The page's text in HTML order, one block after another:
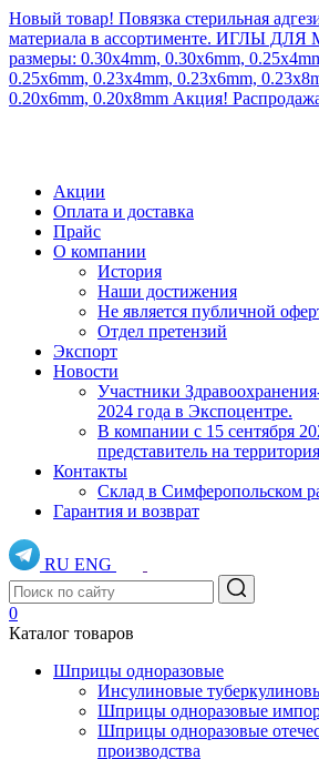
Новый товар! Повязка стерильная
материала в ассортименте. ИГЛЫ ДЛЯ
размеры: 0.30x4mm, 0.30x6mm,
0.25x6mm, 0.23x4mm, 0.23x6mm,
0.20x6mm, 0.20x8mm Акция!
Акции
Оплата и доставка
Прайс
О компании
История
Наши достижения
Не является публичной
Отдел претензий
Экспорт
Новости
Участники
2024 года в Экспоцентре.
В компании с 15 сентября
представитель на
Контакты
Склад в Симферопольском
Гарантия и возврат
RU ENG
0
Каталог товаров
Шприцы одноразовые
Инсулиновые
Шприцы одноразовые
Шприцы одноразовые
производства